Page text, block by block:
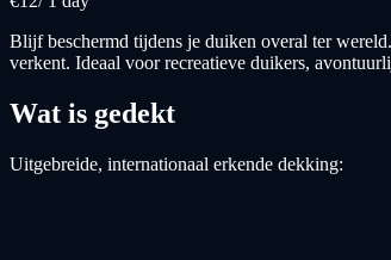
Blijf beschermd tijdens je duiken overal ter
verkent. Ideaal voor recreatieve duikers,
Wat is gedekt
Uitgebreide, internationaal erkende dekking: